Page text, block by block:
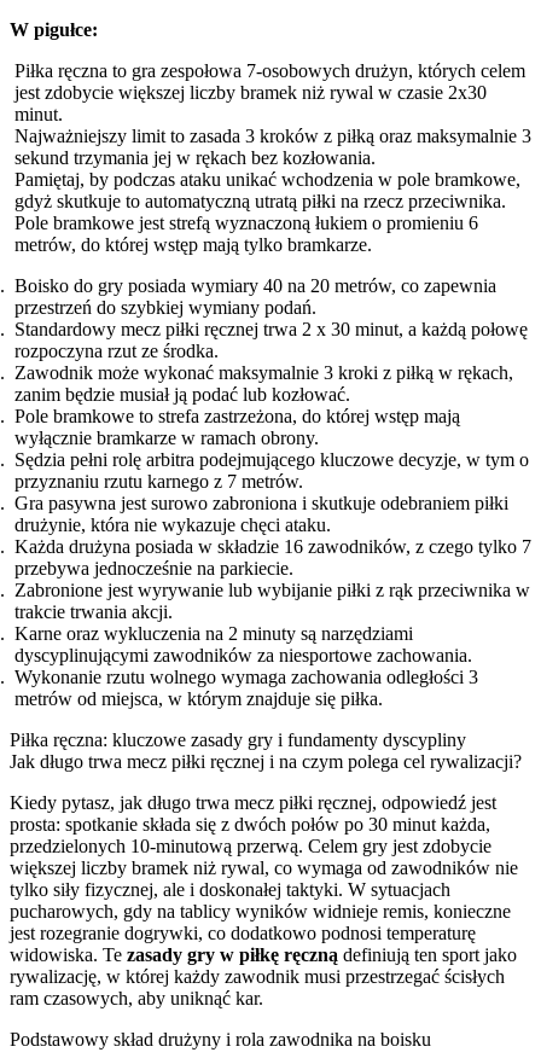
W pigułce:
Piłka ręczna to gra zespołowa 7-osobowych drużyn, których celem
jest zdobycie większej liczby bramek niż rywal w czasie 2x30
minut.
Najważniejszy limit to zasada 3 kroków z piłką oraz maksymalnie 3
sekund trzymania jej w rękach bez kozłowania.
Pamiętaj, by podczas ataku unikać wchodzenia w pole bramkowe,
gdyż skutkuje to automatyczną utratą piłki na rzecz przeciwnika.
Pole bramkowe jest strefą wyznaczoną łukiem o promieniu 6
metrów, do której wstęp mają tylko bramkarze.
Boisko do gry posiada wymiary 40 na 20 metrów, co zapewnia
przestrzeń do szybkiej wymiany podań.
Standardowy mecz piłki ręcznej trwa 2 x 30 minut, a każdą połowę
rozpoczyna rzut ze środka.
Zawodnik może wykonać maksymalnie 3 kroki z piłką w rękach,
zanim będzie musiał ją podać lub kozłować.
Pole bramkowe to strefa zastrzeżona, do której wstęp mają
wyłącznie bramkarze w ramach obrony.
Sędzia pełni rolę arbitra podejmującego kluczowe decyzje, w tym o
przyznaniu rzutu karnego z 7 metrów.
Gra pasywna jest surowo zabroniona i skutkuje odebraniem piłki
drużynie, która nie wykazuje chęci ataku.
Każda drużyna posiada w składzie 16 zawodników, z czego tylko 7
przebywa jednocześnie na parkiecie.
Zabronione jest wyrywanie lub wybijanie piłki z rąk przeciwnika w
trakcie trwania akcji.
Karne oraz wykluczenia na 2 minuty są narzędziami
dyscyplinującymi zawodników za niesportowe zachowania.
Wykonanie rzutu wolnego wymaga zachowania odległości 3
metrów od miejsca, w którym znajduje się piłka.
Piłka ręczna: kluczowe zasady gry i fundamenty dyscypliny
Jak długo trwa mecz piłki ręcznej i na czym polega cel rywalizacji?
Kiedy pytasz, jak długo trwa mecz piłki ręcznej, odpowiedź jest
prosta: spotkanie składa się z dwóch połów po 30 minut każda,
przedzielonych 10-minutową przerwą. Celem gry jest zdobycie
większej liczby bramek niż rywal, co wymaga od zawodników nie
tylko siły fizycznej, ale i doskonałej taktyki. W sytuacjach
pucharowych, gdy na tablicy wyników widnieje remis, konieczne
jest rozegranie dogrywki, co dodatkowo podnosi temperaturę
widowiska. Te zasady gry w piłkę ręczną definiują ten sport jako
rywalizację, w której każdy zawodnik musi przestrzegać ścisłych
ram czasowych, aby uniknąć kar.
Podstawowy skład drużyny i rola zawodnika na boisku